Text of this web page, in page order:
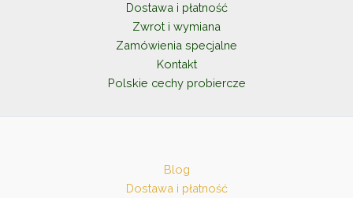
Dostawa i płatność
Zwrot i wymiana
Zamówienia specjalne
Kontakt
Polskie cechy probiercze
Blog
Dostawa i płatność